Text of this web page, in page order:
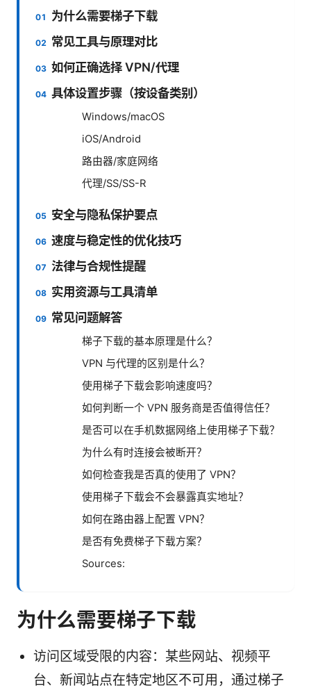
为什么需要梯子下载
常见工具与原理对比
如何正确选择 VPN/代理
具体设置步骤（按设备类别）
Windows/macOS
iOS/Android
路由器/家庭网络
代理/SS/SS-R
安全与隐私保护要点
速度与稳定性的优化技巧
法律与合规性提醒
实用资源与工具清单
常见问题解答
梯子下载的基本原理是什么？
VPN 与代理的区别是什么？
使用梯子下载会影响速度吗？
如何判断一个 VPN 服务商是否值得信任？
是否可以在手机数据网络上使用梯子下载？
为什么有时连接会被断开？
如何检查我是否真的使用了 VPN？
使用梯子下载会不会暴露真实地址？
如何在路由器上配置 VPN？
是否有免费梯子下载方案？
Sources:
为什么需要梯子下载
访问区域受限的内容：某些网站、视频平
台、新闻站点在特定地区不可用，通过梯子